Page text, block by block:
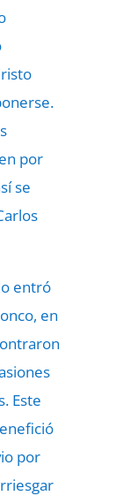
por
se
entró
en
Este
por